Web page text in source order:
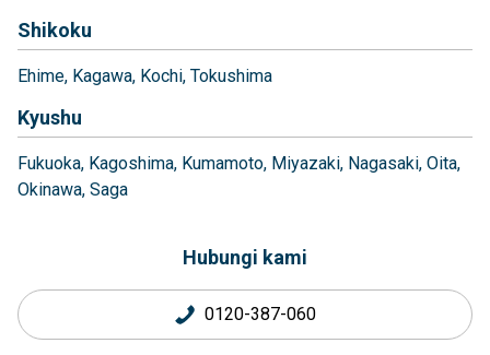
Shikoku
Ehime Kagawa Kochi Tokushima
Kyushu
Fukuoka Kagoshima Kumamoto Miyazaki Nagasaki Oita
Okinawa Saga
Hubungi kami
0120-387-060